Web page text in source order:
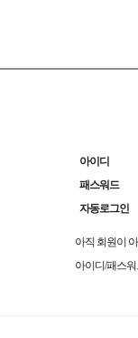
아이디
패스워드
자동로그인
아직 회원이
아이디/패스